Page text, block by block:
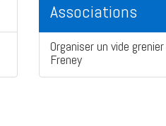
Associations
Organiser un vide
Freney